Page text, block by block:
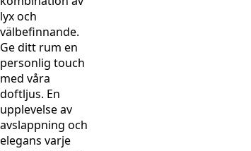
lyx och
välbefinnande.
Ge ditt rum en
personlig touch
med våra
doftljus. En
upplevelse av
avslappning och
elegans varje